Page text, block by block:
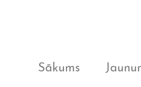
Sākums